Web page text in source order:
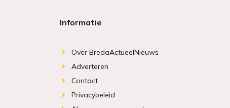
Informatie
Over BredaActueelNieuws
Adverteren
Contact
Privacybeleid